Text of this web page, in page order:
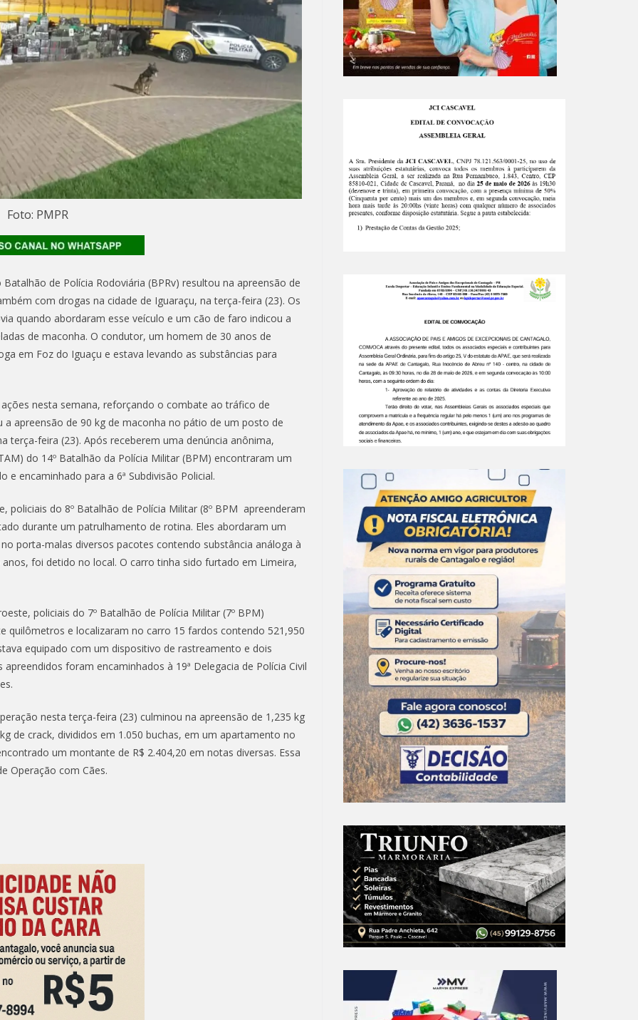
Foto: PMPR
de Polícia Rodoviária (BPRv) resultou na apreensão de
com drogas na cidade de Iguaraçu, na terça-feira (23). Os
quando abordaram esse veículo e um cão de faro indicou a
de maconha. O condutor, um homem de 30 anos de
em Foz do Iguaçu e estava levando as substâncias para
nesta semana, reforçando o combate ao tráfico de
a apreensão de 90 kg de maconha no pátio de um posto de
terça-feira (23). Após receberem uma denúncia anônima,
do 14º Batalhão da Polícia Militar (BPM) encontraram um
encaminhado para a 6ª Subdivisão Policial.
policiais do 8º Batalhão de Polícia Militar (8º BPM apreenderam
durante um patrulhamento de rotina. Eles abordaram um
porta-malas diversos pacotes contendo substância análoga à
foi detido no local. O carro tinha sido furtado em Limeira,
policiais do 7º Batalhão de Polícia Militar (7º BPM)
quilômetros e localizaram no carro 15 fardos contendo 521,950
equipado com um dispositivo de rastreamento e dois
foram encaminhados à 19ª Delegacia de Polícia Civil
nesta terça-feira (23) culminou na apreensão de 1,235 kg
de crack, divididos em 1.050 buchas, em um apartamento no
um montante de R$ 2.404,20 em notas diversas. Essa
Operação com Cães.